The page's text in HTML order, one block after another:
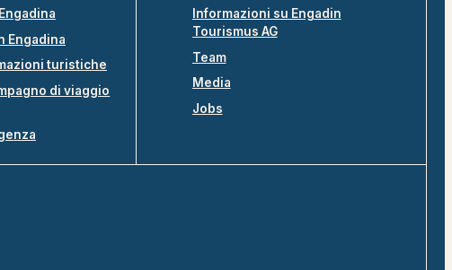
Engadina
turistiche
di viaggio
Informazioni su Engadin
Tourismus AG
Team
Media
Jobs